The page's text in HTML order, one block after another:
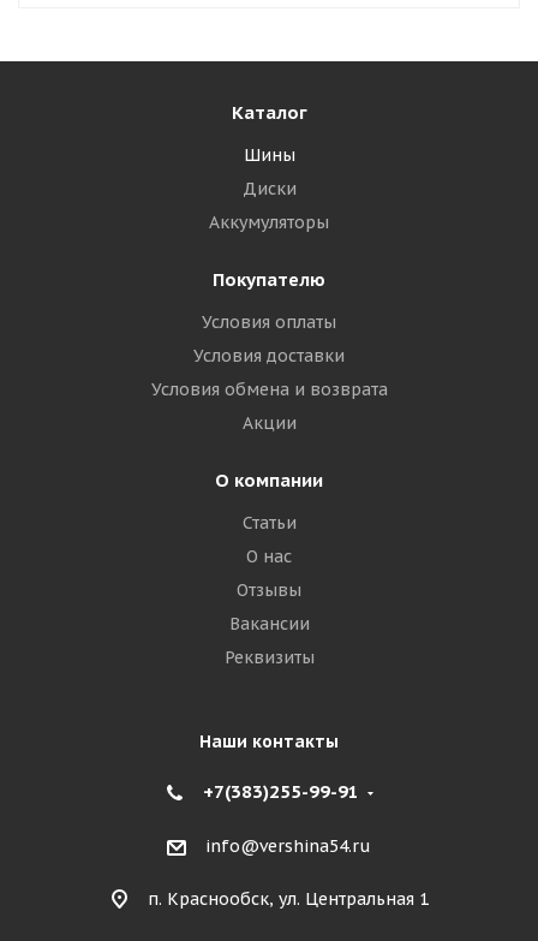
Каталог
Шины
Диски
Аккумуляторы
Покупателю
Условия оплаты
Условия доставки
Условия обмена и возврата
Акции
О компании
Статьи
О нас
Отзывы
Вакансии
Реквизиты
Наши контакты
+7(383)255-99-91
info@vershina54.ru
п. Краснообск, ул. Центральная 1